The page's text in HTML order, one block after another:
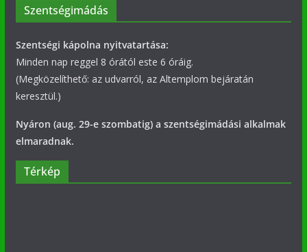
Szentségimádás
Szentségi kápolna nyitvatartása:
Minden nap reggel 8 órától este 6 óráig.
(Megközelíthető: az udvarról, az Altemplom bejáratán
keresztül.)
Nyáron (aug. 29-e szombatig) a szentségimádási alkalmak
elmaradnak.
Térkép